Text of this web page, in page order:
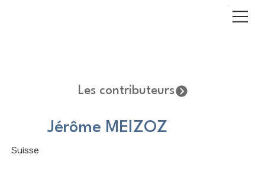
Les contributeurs
Jérôme MEIZOZ
Suisse